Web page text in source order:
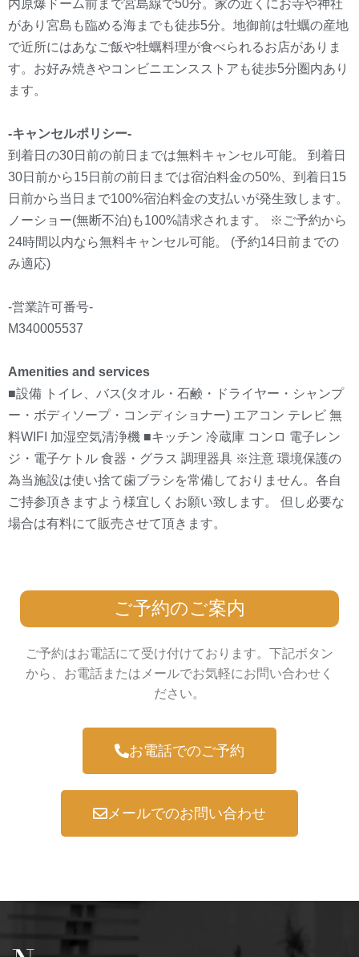
内原爆ドーム前まで宮島線で50分。家の近くにお寺や神社
があり宮島も臨める海までも徒歩5分。地御前は牡蠣の産地
で近所にはあなご飯や牡蠣料理が食べられるお店がありま
す。お好み焼きやコンビニエンスストアも徒歩5分圏内あり
ます。
-キャンセルポリシー-
到着日の30日前の前日までは無料キャンセル可能。 到着日
30日前から15日前の前日までは宿泊料金の50%、到着日15
日前から当日まで100%宿泊料金の支払いが発生致します。
ノーショー(無断不泊)も100%請求されます。 ※ご予約から
24時間以内なら無料キャンセル可能。 (予約14日前までの
み適応)
-営業許可番号-
M340005537
Amenities and services
■設備 トイレ、バス(タオル・石鹸・ドライヤー・シャンプ
ー・ボディソープ・コンディショナー) エアコン テレビ 無
料WIFI 加湿空気清浄機 ■キッチン 冷蔵庫 コンロ 電子レン
ジ・電子ケトル 食器・グラス 調理器具 ※注意 環境保護の
為当施設は使い捨て歯ブラシを常備しておりません。各自
ご持参頂きますよう様宜しくお願い致します。 但し必要な
場合は有料にて販売させて頂きます。
ご予約のご案内
ご予約はお電話にて受け付けております。下記ボタン
から、お電話またはメールでお気軽にお問い合わせく
ださい。
お電話でのご予約
メールでのお問い合わせ